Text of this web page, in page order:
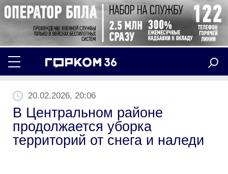
20.02.2026, 20:06
В Центральном районе
продолжается уборка
территорий от снега и наледи